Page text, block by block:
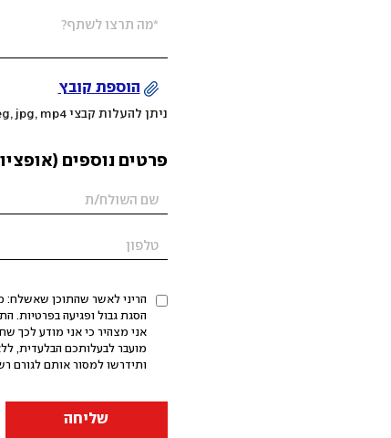
הוספת קובץ
ניתן להעלות קבצי mov, png, jpeg, jpg, mp4 עד 200MB
פרטים נוספים
הריני לאשר שהתוכן שאשלח:
אני מצהיר כי אני מודע לכך
מועבר לבעלותכם הבלעדית,
ותידרשו למסור אותם לגורם
שליחה